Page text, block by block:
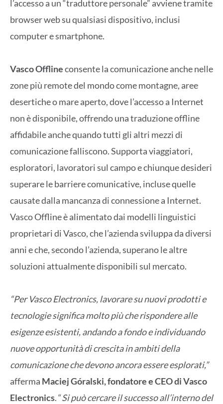
l’accesso a un “traduttore personale” avviene tramite
browser web su qualsiasi dispositivo, inclusi
computer e smartphone.
Vasco Offlineconsente la comunicazione anche nelle
zone più remote del mondo come montagne, aree
desertiche o mare aperto, dove l’accesso a Internet
non è disponibile, offrendo una traduzione offline
affidabile anche quando tutti gli altri mezzi di
comunicazione falliscono. Supporta viaggiatori,
esploratori, lavoratori sul campo e chiunque desideri
superare le barriere comunicative, incluse quelle
causate dalla mancanza di connessione a Internet.
Vasco Offline è alimentato dai modelli linguistici
proprietari di Vasco, che l’azienda sviluppa da diversi
anni e che, secondo l’azienda, superano le altre
soluzioni attualmente disponibili sul mercato.
“Per Vasco Electronics, lavorare su nuovi prodotti e
tecnologie significa molto più che rispondere alle
esigenze esistenti, andando a fondo e individuando
nuove opportunità di crescita in ambiti della
comunicazione che devono ancora essere esplorati,”
afferma Maciej Góralski, fondatore e CEO di Vasco
Electronics. “Si può cercare il successo all’interno del